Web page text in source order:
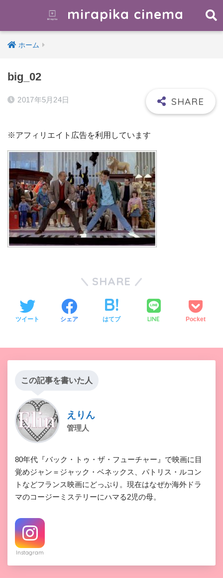
mirapika cinema
ホーム
big_02
2017年5月24日
※アフィリエイト広告を利用しています
SHARE
ツイート シェア はてブ LINE Pocket
この記事を書いた人
えりん
管理人
80年代『バック・トゥ・ザ・フューチャー』で映画に目
覚めジャン＝ジャック・ベネックス、パトリス・ルコン
トなどフランス映画にどっぷり。現在はなぜか海外ドラ
マのコージーミステリーにハマる2児の母。
Instagram